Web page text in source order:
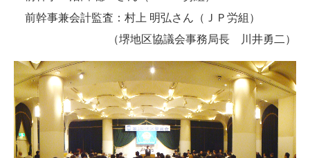
前幹事兼会計監査：村上 明弘さん（ＪＰ労組）
（堺地区協議会事務局長 川井勇二）